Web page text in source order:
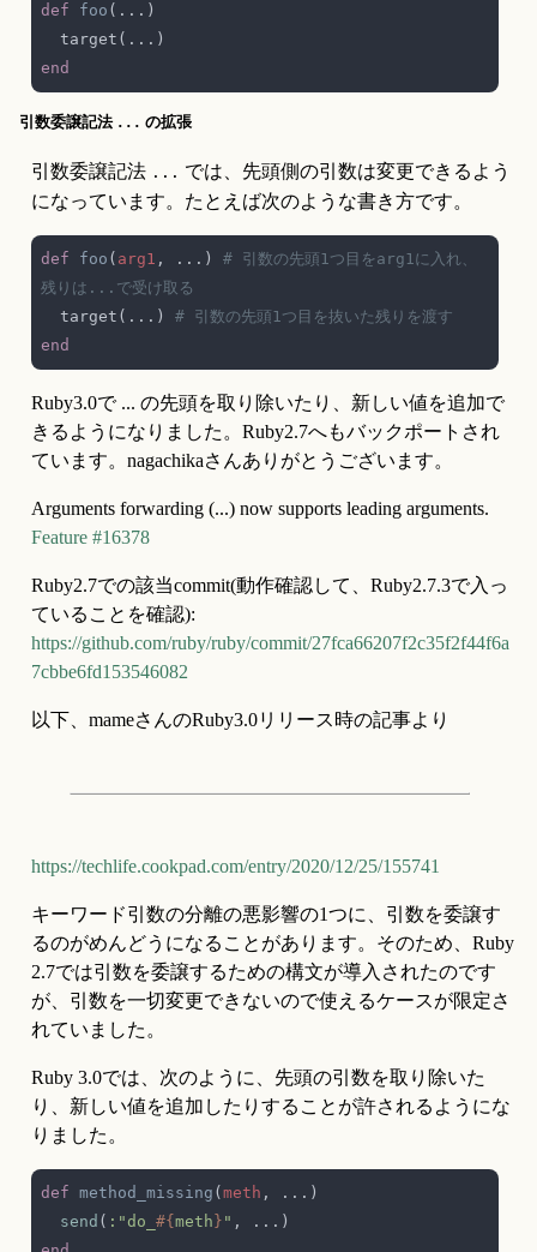
def foo
引数委譲記法 ... の拡張
引数委譲記法 ... では、先頭側の引数は変更できるよう
になっています。たとえば次のような書き方です。
def foo ( arg1 , ...) # 引数の先頭1つ目をarg1に入れ、
  target(...)
Ruby3.0で ... の先頭を取り除いたり、新しい値を追加で
きるようになりました。Ruby2.7へもバックポートされ
ています。nagachikaさんありがとうございます。
Feature #16378
Ruby2.7での該当commit(動作確認して、Ruby2.7.3で入っ
https://github.com/ruby/ruby/commit/27fca66207f2c35f2f44f6a
7cbbe6fd153546082
以下、mameさんのRuby3.0リリース時の記事より
https://techlife.cookpad.com/entry/2020/12/25/155741
キーワード引数の分離の悪影響の1つに、引数を委譲す
るのがめんどうになることがあります。そのため、Ruby
2.7では引数を委譲するための構文が導入されたのです
が、引数を一切変更できないので使えるケースが限定さ
れていました。
Ruby 3.0では、次のように、先頭の引数を取り除いた
り、新しい値を追加したりすることが許されるようにな
りました。
def method_missing ( meth
send ( :"do_ #{ meth } "